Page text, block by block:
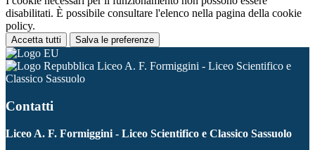
disabilitati. È possibile consultare l'elenco nella pagina della cookie
policy.
Accetta tutti Salva le preferenze
Liceo A. F. Formiggini - Liceo Scientifico e
Classico Sassuolo
Contatti
Liceo A. F. Formiggini - Liceo Scientifico e Classico Sassuolo